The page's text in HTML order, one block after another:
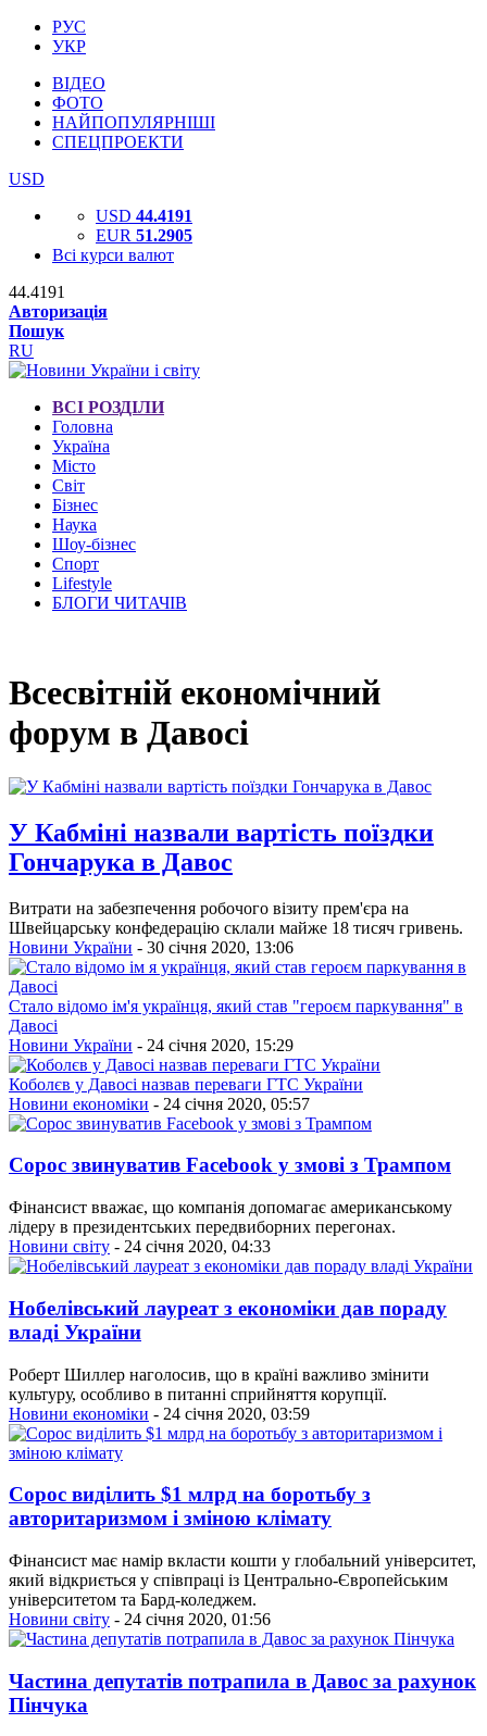
РУС
УКР
ВІДЕО
ФОТО
НАЙПОПУЛЯРНІШІ
СПЕЦПРОЕКТИ
USD
USD 44.4191
EUR 51.2905
Всі курси валют
44.4191
Авторизація
Пошук
RU
ВСІ РОЗДІЛИ
Головна
Україна
Місто
Світ
Бізнес
Наука
Шоу-бізнес
Спорт
Lifestyle
БЛОГИ ЧИТАЧІВ
Всесвітній економічний
форум в Давосі
У Кабміні назвали вартість поїздки
Гончарука в Давос
Витрати на забезпечення робочого візиту прем'єра на
Швейцарську конфедерацію склали майже 18 тисяч гривень.
Новини України - 30 січня 2020, 13:06
Стало відомо ім'я українця, який став "героєм паркування" в
Давосі
Новини України - 24 січня 2020, 15:29
Коболєв у Давосі назвав переваги ГТС України
Новини економіки - 24 січня 2020, 05:57
Сорос звинуватив Facebook у змові з Трампом
Фінансист вважає, що компанія допомагає американському
лідеру в президентських передвиборних перегонах.
Новини світу - 24 січня 2020, 04:33
Нобелівський лауреат з економіки дав пораду
владі України
Роберт Шиллер наголосив, що в країні важливо змінити
культуру, особливо в питанні сприйняття корупції.
Новини економіки - 24 січня 2020, 03:59
Сорос виділить $1 млрд на боротьбу з
авторитаризмом і зміною клімату
Фінансист має намір вкласти кошти у глобальний університет,
який відкриється у співпраці із Центрально-Європейським
університетом та Бард-коледжем.
Новини світу - 24 січня 2020, 01:56
Частина депутатів потрапила в Давос за рахунок
Пінчука